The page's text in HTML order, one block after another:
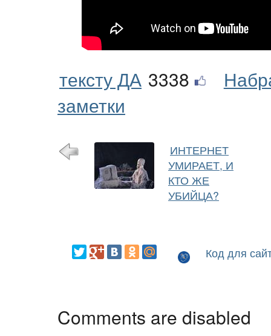
тексту ДА 3338
заметки
ИНТЕРНЕТ
УМИРАЕТ, И
КТО ЖЕ
УБИЙЦА?
Код для
Comments are disabled